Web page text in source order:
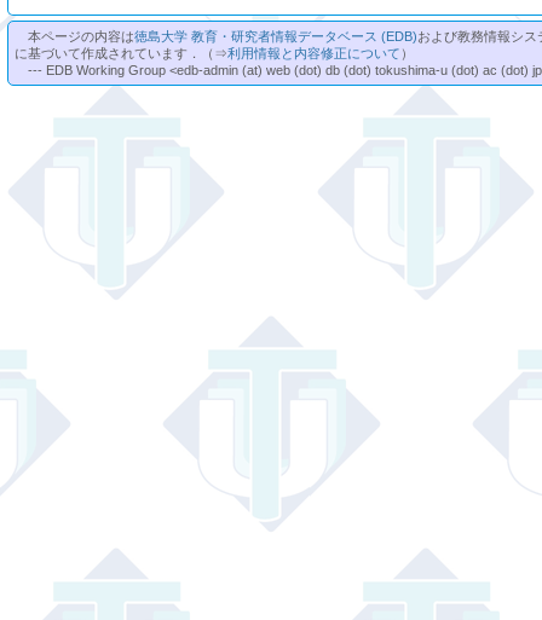
本ページの内容は徳島大学 教育・研究者情報データベース (EDB)および教務情報シ
に基づいて作成されています．（⇒利用情報と内容修正について ）
--- EDB Working Group <edb-admin (at) web (dot) db (dot) tokushima-u (dot) ac (dot)